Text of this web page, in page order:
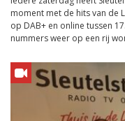
moment met de hits van de
op DAB+ en online tussen
nummers weer op een rij